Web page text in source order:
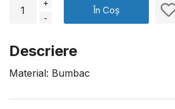
+
-
În Coș
Descriere
Material: Bumbac